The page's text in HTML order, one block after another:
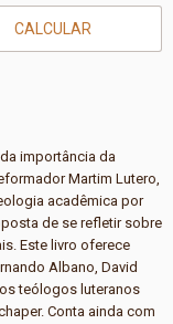
CALCULAR
importância da
Martim Lutero,
acadêmica por
de se refletir sobre
Este livro oferece
Albano, David
teólogos luteranos
Conta ainda com